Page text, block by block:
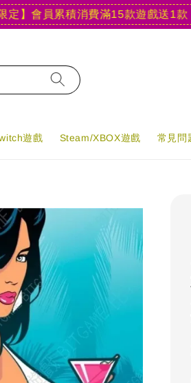
員累積消費滿15款遊戲送1款！消
遊戲 Steam/XBOX遊戲 常見問